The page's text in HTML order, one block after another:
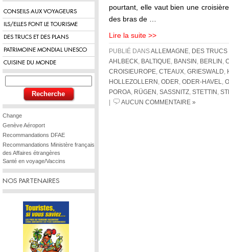
CONSEILS AUX VOYAGEURS
ILS/ELLES FONT LE TOURISME
DES TRUCS ET DES PLANS
PATRIMOINE MONDIAL UNESCO
CUISINE DU MONDE
Change
Genève Aéroport
Recommandations DFAE
Recommandations Ministère français
des Affaires étrangères
Santé en voyage/Vaccins
NOS PARTENAIRES
pourtant, elle vaut bien une
des bras de …
Lire la suite >>
PUBLIÉ DANSALLEMAGNE
DES
AHLBECK
BALTIQUE BANSIN BERLIN
CROISIEUROPE CTEAUX GRIESWALD
HOLLEZOLLERN
ODER ODER-HAVEL
POROA
RÜGEN SASSNITZ STETTIN
AUCUN COMMENTAIRE »